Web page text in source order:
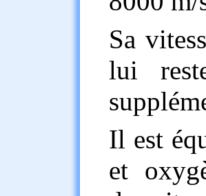
Sa
lui
Il est
et